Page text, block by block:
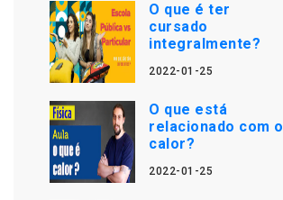
O que é ter
cursado
integralmente?
2022-01-25
O que está
relacionado com o
calor?
2022-01-25